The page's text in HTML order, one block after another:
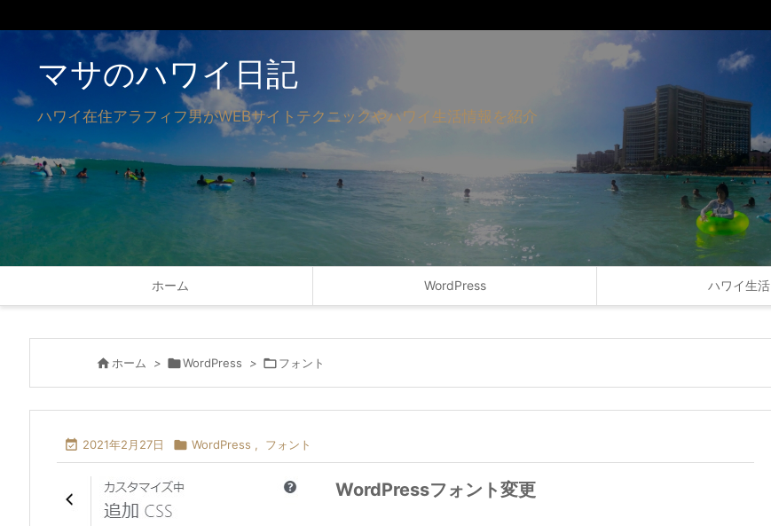
マサのハワイ日記
ハワイ在住アラフィフ男がWEBサイトテクニックやハワイ生活情報を紹介
ホーム WordPress ハワイ生活
 ホーム > WordPress > フォント
 2021年2月27日  WordPress , フォント
WordPressフォント変更